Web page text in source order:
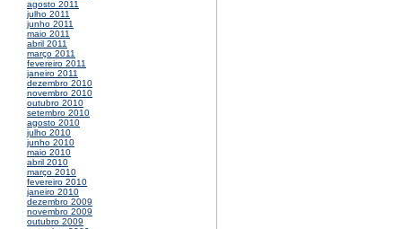
agosto 2011
julho 2011
junho 2011
maio 2011
abril 2011
março 2011
fevereiro 2011
janeiro 2011
dezembro 2010
novembro 2010
outubro 2010
setembro 2010
agosto 2010
julho 2010
junho 2010
maio 2010
abril 2010
março 2010
fevereiro 2010
janeiro 2010
dezembro 2009
novembro 2009
outubro 2009